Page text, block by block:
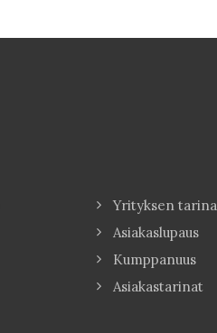
Yrityksen tarina
Asiakaslupaus
Kumppanuus
Asiakastarinat